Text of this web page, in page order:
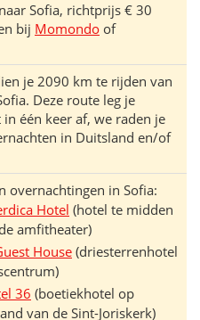
Sofia, richtprijs € 30
bij Momondo of
je 2090 km te rijden van
Deze route leg je
één keer af, we raden je
in Duitsland en/of
overnachtingen in Sofia:
Hotel (hotel te midden
amfitheater)
House (driesterrenhotel
36 (boetiekhotel op
van de Sint-Joriskerk)